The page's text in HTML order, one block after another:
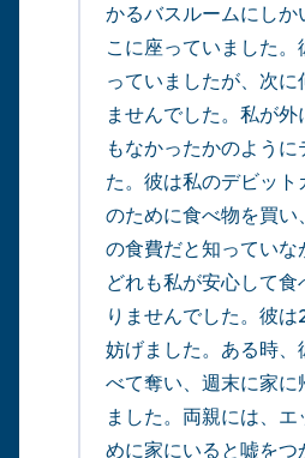
かるバスルームにし
こに座っていました
っていましたが、次に
ませんでした。私が
もなかったかのよう
た。彼は私のデビッ
のために食べ物を買い
の食費だと知ってい
どれも私が安心して
りませんでした。彼
妨げました。ある時
べて奪い、週末に家に
ました。両親には、
めに家にいると嘘を